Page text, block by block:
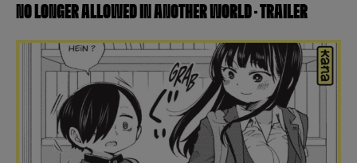
NO LONGER ALLOWED IN ANOTHER WORLD – TRAILER